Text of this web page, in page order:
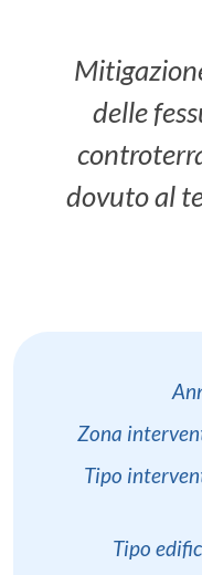
delle
dovuto al
Zona
Tipo
Tipo